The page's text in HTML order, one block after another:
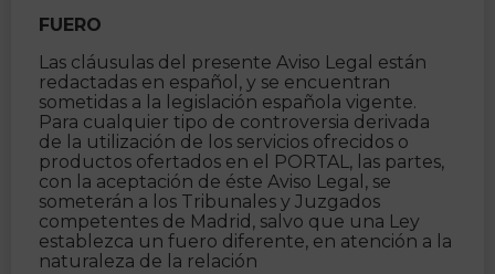
FUERO
Las cláusulas del presente Aviso Legal están
redactadas en español, y se encuentran
sometidas a la legislación española vigente.
Para cualquier tipo de controversia derivada
de la utilización de los servicios ofrecidos o
productos ofertados en el PORTAL, las partes,
con la aceptación de éste Aviso Legal, se
someterán a los Tribunales y Juzgados
competentes de Madrid, salvo que una Ley
establezca un fuero diferente, en atención a la
naturaleza de la relación